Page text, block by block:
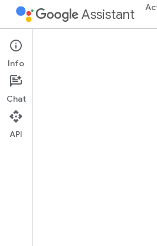
Assistant
Conversational Actions
Panduan
Info
Chat
API